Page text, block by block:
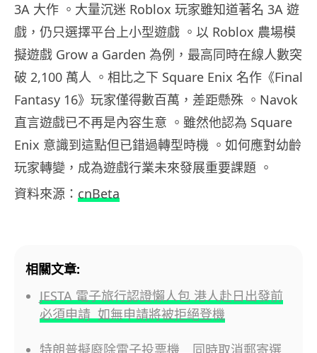
3A 大作 。大量沉迷 Roblox 玩家雖知道著名 3A 遊
戲，仍只選擇平台上小型遊戲 。以 Roblox 農場模
擬遊戲 Grow a Garden 為例，最高同時在線人數突
破 2,100 萬人 。相比之下 Square Enix 名作《Final
Fantasy 16》玩家僅得數百萬，差距懸殊 。Navok
直言遊戲已不再是內容生意 。雖然他認為 Square
Enix 意識到這點但已錯過轉型時機 。如何應對幼齡
玩家轉變，成為遊戲行業未來發展重要課題 。
資料來源： cnBeta
相關文章:
JESTA 電子旅行認證懶人包 港人赴日出發前
必須申請 如無申請將被拒絕登機